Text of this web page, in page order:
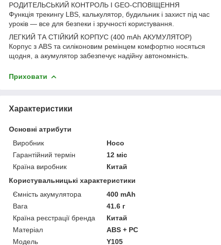
РОДИТЕЛЬСЬКИЙ КОНТРОЛЬ І GEO-СПОВІЩЕННЯ
Функція трекингу LBS, калькулятор, будильник і захист під час
уроків — все для безпеки і зручності користування.
ЛЕГКИЙ ТА СТІЙКИЙ КОРПУС (400 mAh АКУМУЛЯТОР)
Корпус з ABS та силіконовим ремінцем комфортно носяться
щодня, а акумулятор забезпечує надійну автономність.
Приховати
Характеристики
Основні атрибути
Виробник
Hoco
Гарантійний термін
12 міс
Країна виробник
Китай
Користувальницькі характеристики
Ємність акумулятора
400 mAh
Вага
41.6 г
Країна реєстрації бренда
Китай
Матеріал
ABS + PC
Мoдель
Y105